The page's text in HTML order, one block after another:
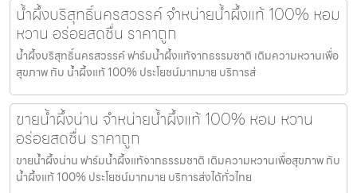
น้ำผึ้งบริสุทธิ์นครสวรรค์ จำหน่ายน้ำผึ้งแท้ 100% หอม
หวาน อร่อยสดชื่น ราคาถูก
น้ำผึ้งบริสุทธิ์นครสวรรค์ ฟาร์มน้ำผึ้งแท้จากธรรมชาติ เติมความหวานเพื่อ
สุขภาพ กับ น้ำผึ้งแท้ 100% ประโยชน์มากมาย บริการส่
ขายน้ำผึ้งน่าน จำหน่ายน้ำผึ้งแท้ 100% หอม หวาน
อร่อยสดชื่น ราคาถูก
ขายน้ำผึ้งน่าน ฟาร์มน้ำผึ้งแท้จากธรรมชาติ เติมความหวานเพื่อสุขภาพ กับ
น้ำผึ้งแท้ 100% ประโยชน์มากมาย บริการส่งได้ทั่วไทย